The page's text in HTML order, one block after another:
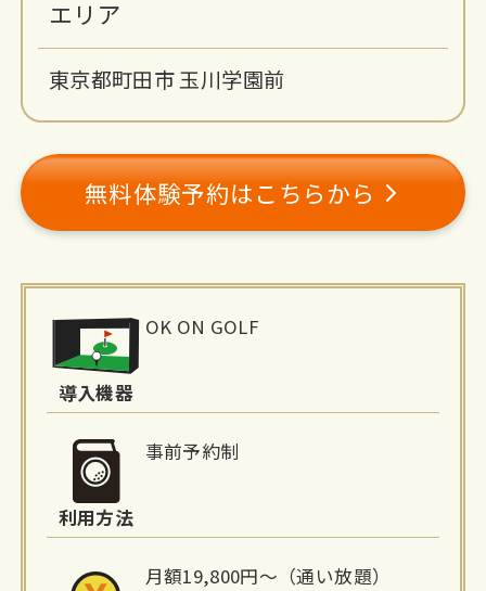
エリア
東京都町田市 玉川学園前
無料体験予約はこちらから
報
導入機器
OK ON GOLF
利用方法
事前予約制
月額19,800円〜（通い放題）